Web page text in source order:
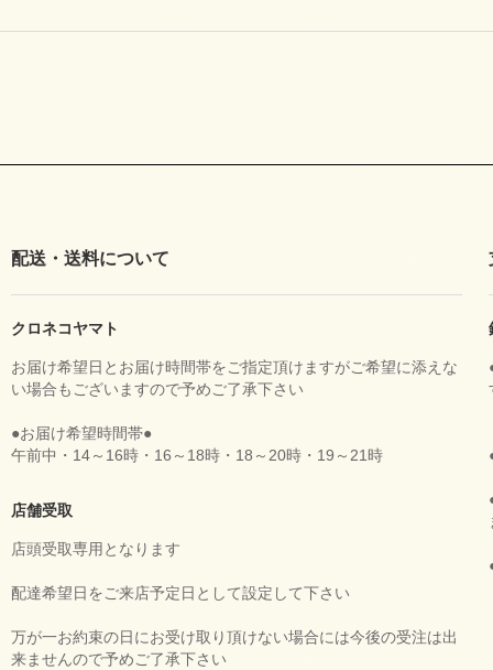
配送・送料について
クロネコヤマト
お届け希望日とお届け時間帯をご指定頂けますがご希望に添えな
い場合もございますので予めご了承下さい
●お届け希望時間帯●
午前中・14～16時・16～18時・18～20時・19～21時
店舗受取
店頭受取専用となります
配達希望日をご来店予定日として設定して下さい
万が一お約束の日にお受け取り頂けない場合には今後の受注は出
来ませんので予めご了承下さい